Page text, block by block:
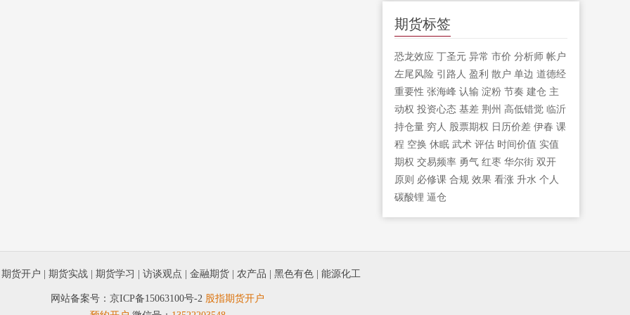
期货标签
恐龙效应 丁圣元 异常 市价 分析师 帐户
左尾风险 引路人 盈利 散户 单边 道德经
重要性 张海峰 认输 淀粉 节奏 建仓 主
动权 投资心态 基差 荆州 高低错觉 临沂
持仓量 穷人 股票期权 日历价差 伊春 课
程 空换 休眠 武术 评估 时间价值 实值
期权 交易频率 勇气 红枣 华尔街 双开
原则 必修课 合规 效果 看涨 升水 个人
碳酸锂 逼仓
期货开户 期货实战 期货学习 访谈观点 金融期货 农产品 黑色有色 能源化工
网站备案号： 京ICP备15063100号-2 股指期货开户